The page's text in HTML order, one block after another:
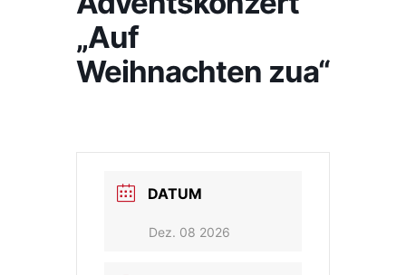
„Auf
Weihnachten zua“
DATUM
Dez. 08 2026